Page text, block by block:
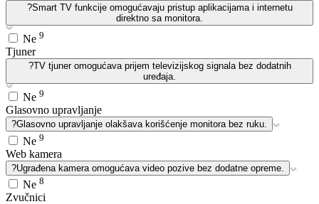
?Smart TV funkcije omogućavaju pristup aplikacijama i internetu
direktno sa monitora.
Ne 9
Tjuner
?TV tjuner omogućava prijem televizijskog signala bez dodatnih
uređaja.
Ne 9
Glasovno upravljanje
?Glasovno upravljanje olakšava korišćenje monitora bez ruku.
Ne 9
Web kamera
?Ugrađena kamera omogućava video pozive bez dodatne opreme.
Ne 8
Zvučnici